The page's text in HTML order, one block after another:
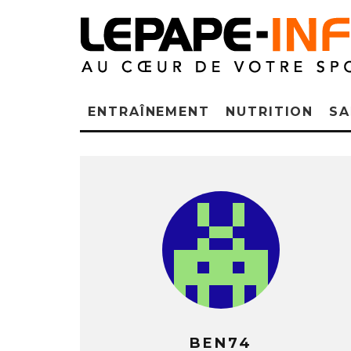
ENTRAÎNEMENT NUTRITION
BEN74